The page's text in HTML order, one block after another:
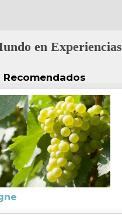
en Experiencias
Recomendados